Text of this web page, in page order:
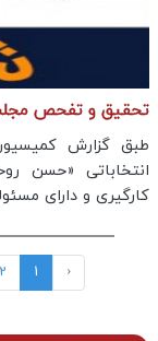
تحقیق و تفحص
طبق گزارش
انتخاباتی «حسن
کارگیری و دارای
‹
1
2